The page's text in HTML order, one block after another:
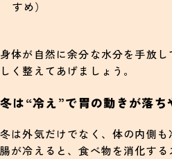
すめ）
身体が自然に余分な水分を手放
しく整えてあげましょう。
冬は“冷え”で胃の動きが落ち
冬は外気だけでなく、体の内側
腸が冷えると、食べ物を消化する